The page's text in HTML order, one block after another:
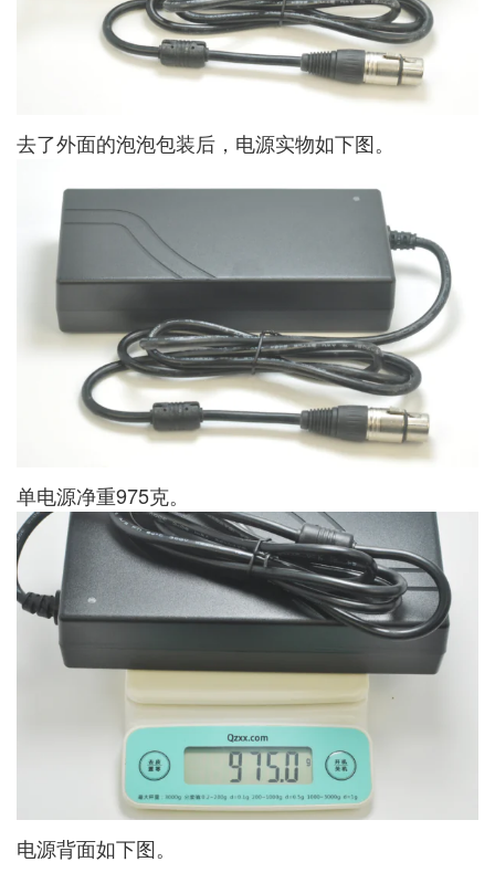
去了外面的泡泡包装后，电源实物如下图。
单电源净重975克。
电源背面如下图。